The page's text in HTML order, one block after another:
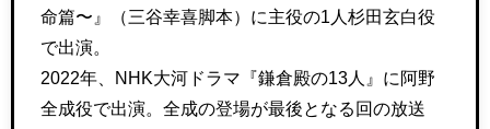
命篇〜』（三谷幸喜脚本）に主役の1人杉田玄白役
で出演。
2022年、NHK大河ドラマ『鎌倉殿の13人』に阿野
全成役で出演。全成の登場が最後となる回の放送